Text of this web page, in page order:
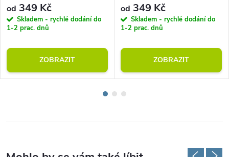
od 349 Kč
Skladem - rychlé dodání do
1-2 prac. dnů
ZOBRAZIT
od 349 Kč
Skladem - rychlé dodání do
1-2 prac. dnů
ZOBRAZIT